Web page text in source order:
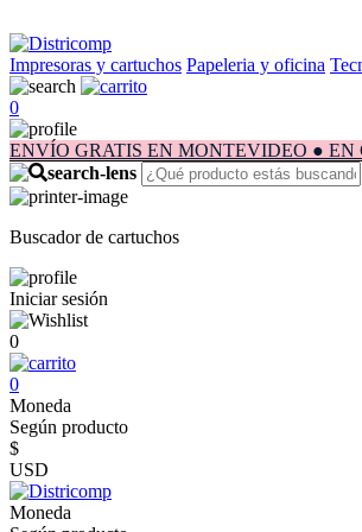
Impresoras y cartuchos Papeleria y oficina
0
ENVÍO GRATIS EN MONTEVIDEO ● EN
Buscador de cartuchos
Iniciar sesión
0
0
Moneda
Según producto
$
USD
Moneda